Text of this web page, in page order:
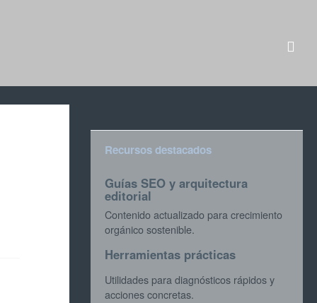
Recursos destacados
Guías SEO y arquitectura
editorial
Contenido actualizado para crecimiento
orgánico sostenible.
Herramientas prácticas
Utilidades para diagnósticos rápidos y
acciones concretas.